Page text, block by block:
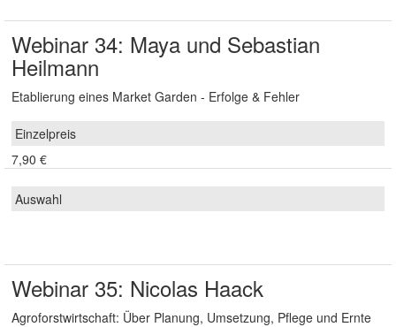
Webinar 34: Maya und Sebastian
Heilmann
Etablierung eines Market Garden - Erfolge & Fehler
7,90 €
Webinar 35: Nicolas Haack
Agroforstwirtschaft: Über Planung, Umsetzung, Pflege und Ernte